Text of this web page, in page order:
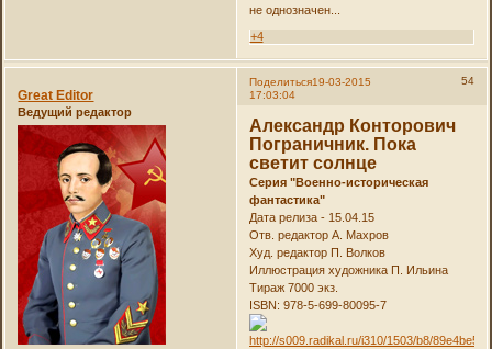
не однозначен...
+4
Поделиться 54
19-03-2015
17:03:04
Great Editor
Ведущий редактор
Александр Конторович
Пограничник. Пока
светит солнце
Серия "Военно-историческая
фантастика"
Дата релиза - 15.04.15
Отв. редактор А. Махров
Худ. редактор П. Волков
Иллюстрация художника П. Ильина
Тираж 7000 экз.
ISBN: 978-5-699-80095-7